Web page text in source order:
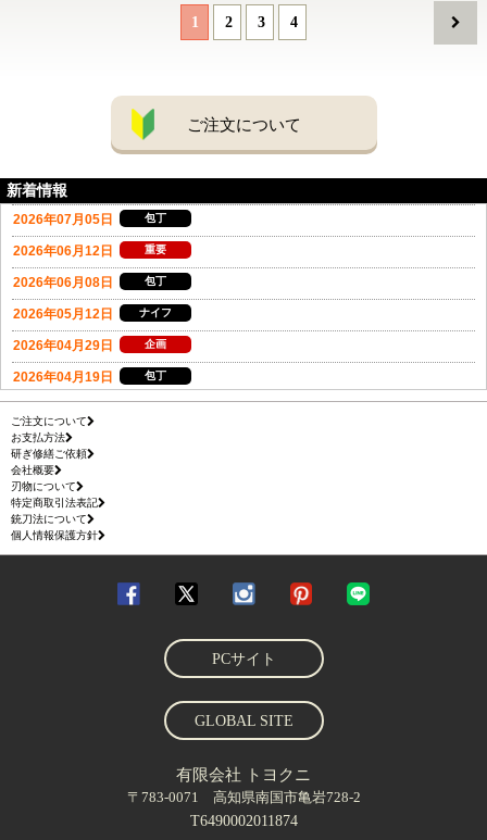
1 2 3 4
ご注文について
新着情報
ご注文について
お支払方法
研ぎ修繕ご依頼
会社概要
刃物について
特定商取引法表記
銃刀法について
個人情報保護方針
PCサイト
GLOBAL SITE
有限会社 トヨクニ
〒783-0071 高知県南国市亀岩728-2
T6490002011874